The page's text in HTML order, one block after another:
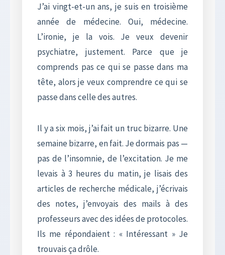
J’ai vingt-et-un ans, je suis en troisième
année de médecine. Oui, médecine.
L’ironie, je la vois. Je veux devenir
psychiatre, justement. Parce que je
comprends pas ce qui se passe dans ma
tête, alors je veux comprendre ce qui se
passe dans celle des autres.
Il y a six mois, j’ai fait un truc bizarre. Une
semaine bizarre, en fait. Je dormais pas —
pas de l’insomnie, de l’excitation. Je me
levais à 3 heures du matin, je lisais des
articles de recherche médicale, j’écrivais
des notes, j’envoyais des mails à des
professeurs avec des idées de protocoles.
Ils me répondaient : « Intéressant » Je
trouvais ça drôle.